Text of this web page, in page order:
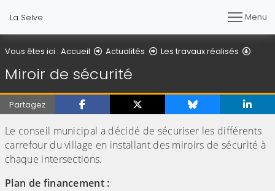
La Selve Menu
Vous êtes ici : Accueil Actualités Les travaux réalisés
Miroir de sécurité
Partagez
Le conseil municipal a décidé de sécuriser les différents
carrefour du village en installant des miroirs de sécurité à
chaque intersections.
Plan de financement :